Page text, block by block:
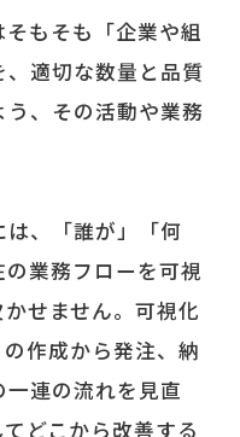
もそも「企業や組
適切な数量と品質
、その活動や業務
は、「誰が」「何
業務フローを可視
せません。可視化
作成から発注、納
連の流れを見直
どこから改善する